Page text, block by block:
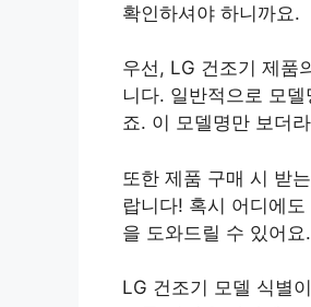
확인하셔야 하니까요.
우선, LG 건조기 제품
니다. 일반적으로 모
죠. 이 모델명만 보더
또한 제품 구매 시 받는
랍니다! 혹시 어디에
을 도와드릴 수 있어요.
LG 건조기 모델 식별